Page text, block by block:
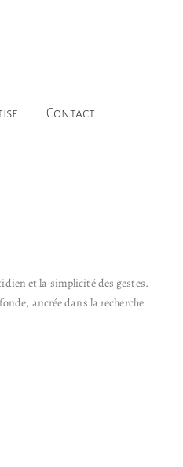
Contact
et la simplicité des gestes.
ancrée dans la recherche